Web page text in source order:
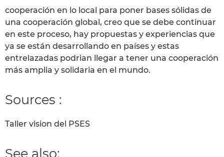
cooperación en lo local para poner bases sólidas de
una cooperación global, creo que se debe continuar
en este proceso, hay propuestas y experiencias que
ya se están desarrollando en países y estas
entrelazadas podrian llegar a tener una cooperación
más amplia y solidaria en el mundo.
Sources :
Taller vision del PSES
See also: